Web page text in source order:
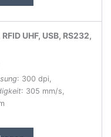
UHF, USB, RS232,
: 300 dpi,
: 305 mm/s,